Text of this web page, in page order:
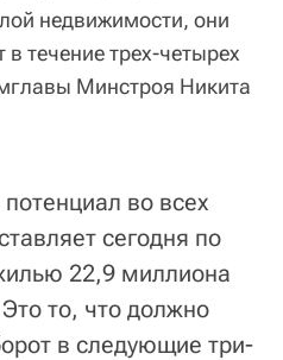
недвижимости, они
течение трех-четырех
Минстроя Никита
во всех
сегодня по
22,9 миллиона
то, что должно
в следующие три-